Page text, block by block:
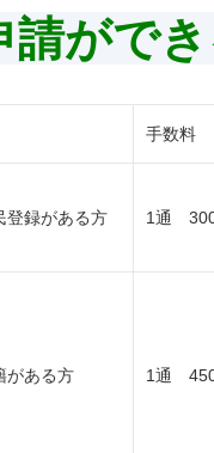
請がで
手数料
登録がある方 1通
がある方 1通